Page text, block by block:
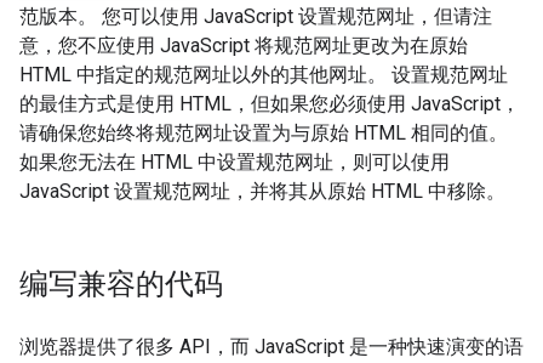
范版本。 您可以使用 JavaScript 设置规范网址，但请注
意，您不应使用 JavaScript 将规范网址更改为在原始
HTML 中指定的规范网址以外的其他网址。 设置规范网址
的最佳方式是使用 HTML，但如果您必须使用 JavaScript，
请确保您始终将规范网址设置为与原始 HTML 相同的值。
如果您无法在 HTML 中设置规范网址，则可以使用
JavaScript 设置规范网址，并将其从原始 HTML 中移除。
编写兼容的代码
浏览器提供了很多 API，而 JavaScript 是一种快速演变的语